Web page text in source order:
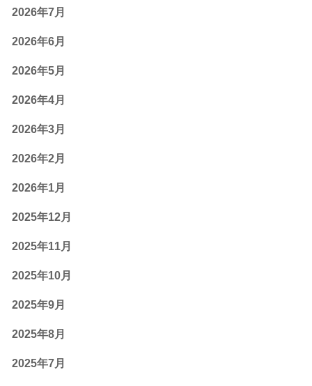
2026年7月
2026年6月
2026年5月
2026年4月
2026年3月
2026年2月
2026年1月
2025年12月
2025年11月
2025年10月
2025年9月
2025年8月
2025年7月